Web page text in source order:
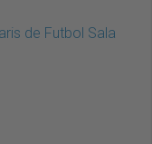
de Futbol Sala